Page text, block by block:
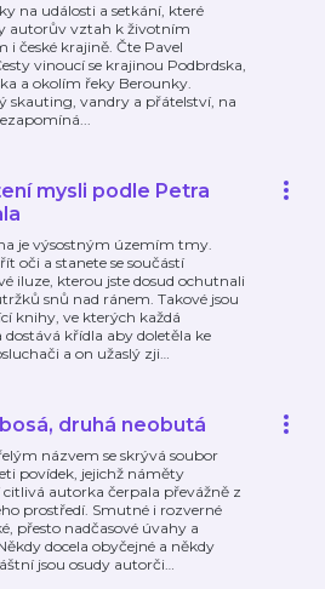
na události a setkání, které
autorův vztah k životním
i české krajině. Čte Pavel
vinoucí se krajinou Podbrdska,
a okolím řeky Berounky.
skauting, vandry a přátelství, na
mysli podle Petra
je výsostným územím tmy.
oči a stanete se součástí
iluze, kterou jste dosud ochutnali
snů nad ránem. Takové jsou
knihy, ve kterých každá
dostává křídla aby doletěla ke
a on užaslý zji…
druhá neobutá
názvem se skrývá soubor
povídek, jejichž náměty
autorka čerpala převážně z
prostředí. Smutné i rozverné
přesto nadčasové úvahy a
docela obyčejné a někdy
jsou osudy autorči…